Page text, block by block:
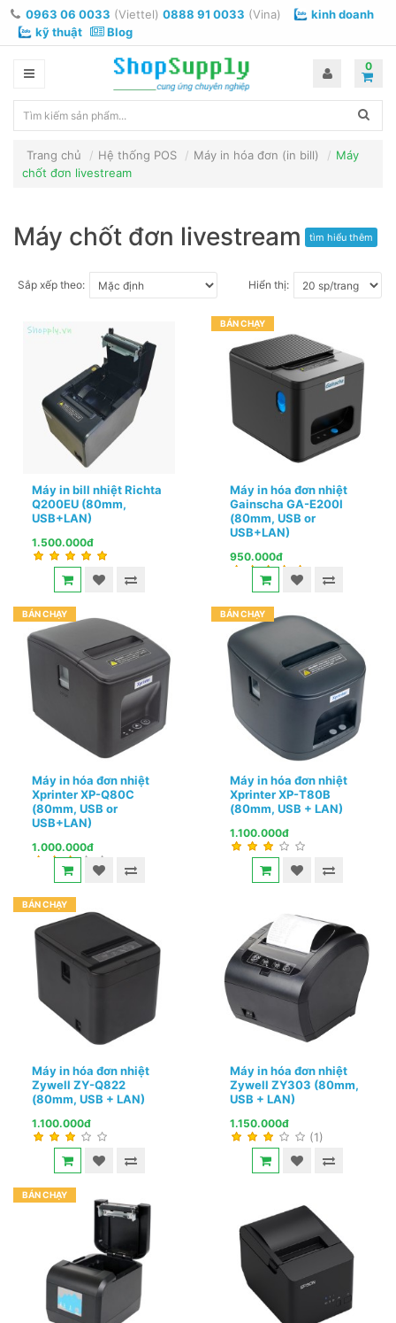
0963 06 0033 (Viettel) 0888 91 0033 (Vina)
kinh doanh
kỹ thuật
Blog
0
Trang chủ Hệ thống POS Máy in hóa đơn (in bill)
Máy
chốt đơn livestream
Máy chốt đơn livestream tìm hiểu thêm
Sắp xếp theo: Hiển thị:
Máy in bill nhiệt Richta
Q200EU (80mm,
USB+LAN)
1.500.000đ
BÁN CHẠY
Máy in hóa đơn nhiệt
Gainscha GA-E200I
(80mm, USB or
USB+LAN)
950.000đ
BÁN CHẠY
Máy in hóa đơn nhiệt
Xprinter XP-Q80C
(80mm, USB or
USB+LAN)
1.000.000đ
BÁN CHẠY
Máy in hóa đơn nhiệt
Xprinter XP-T80B
(80mm, USB + LAN)
1.100.000đ
BÁN CHẠY
Máy in hóa đơn nhiệt
Zywell ZY-Q822
(80mm, USB + LAN)
1.100.000đ
Máy in hóa đơn nhiệt
Zywell ZY303 (80mm,
USB + LAN)
1.150.000đ
(1)
BÁN CHẠY